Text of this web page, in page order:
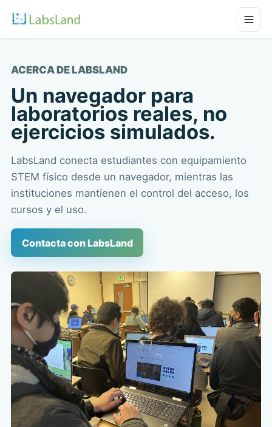
ACERCA DE LABSLAND
Un navegador para
laboratorios reales, no
ejercicios simulados.
LabsLand conecta estudiantes con equipamiento
STEM físico desde un navegador, mientras las
instituciones mantienen el control del acceso, los
cursos y el uso.
Contacta con LabsLand